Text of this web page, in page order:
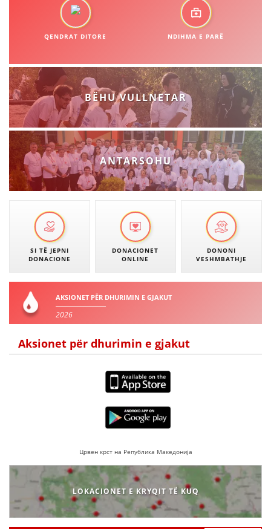
QENDRAT DITORE NDIHMA E PARË
BËHU VULLNETAR
ANTARSOHU
SI TË JEPNI
DONACIONE
DONACIONET
ONLINE
DONONI
VESHMBATHJE
AKSIONET PËR DHURIMIN E GJAKUT
2026
Aksionet për dhurimin e gjakut
Црвен крст на Република Македонија
LOKACIONET E KRYQIT TË KUQ